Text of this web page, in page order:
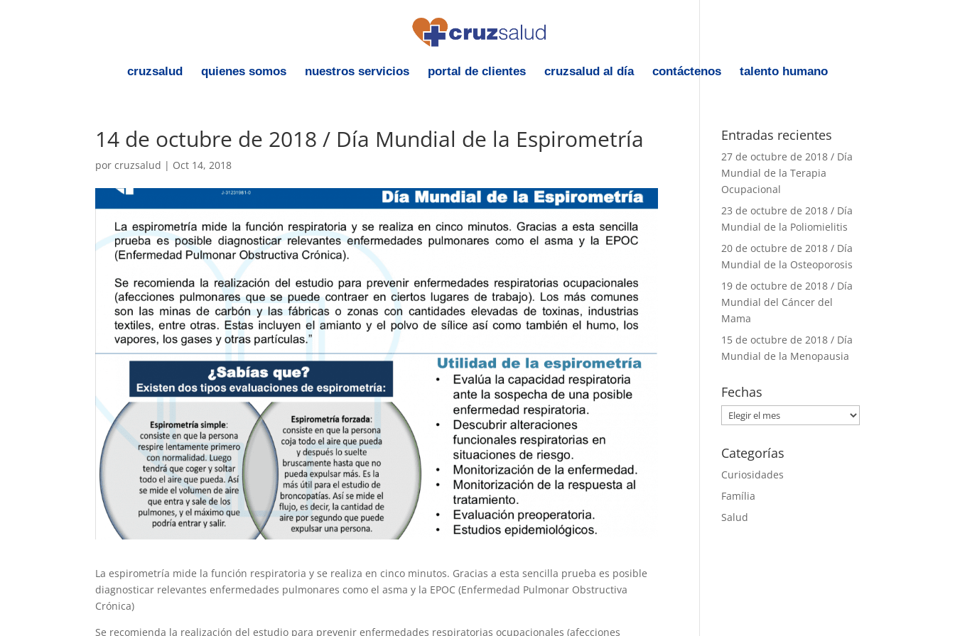
cruzsalud quienes somos nuestros servicios portal de clientes cruzsalud al día contáctenos talento humano
14 de octubre de 2018 / Día Mundial de la Espirometría
porcruzsalud | Oct 14, 2018
La espirometría mide la función respiratoria y se realiza en cinco minutos. Gracias a esta sencilla prueba es posible
diagnosticar relevantes enfermedades pulmonares como el asma y la EPOC (Enfermedad Pulmonar Obstructiva
Crónica)
Se recomienda la realización del estudio para prevenir enfermedades respiratorias ocupacionales (afecciones
Entradas recientes
27 de octubre de 2018 / Día
Mundial de la Terapia
Ocupacional
23 de octubre de 2018 / Día
Mundial de la Poliomielitis
20 de octubre de 2018 / Día
Mundial de la Osteoporosis
19 de octubre de 2018 / Día
Mundial del Cáncer del
Mama
15 de octubre de 2018 / Día
Mundial de la Menopausia
Fechas
Fechas
Categorías
Curiosidades
Família
Salud